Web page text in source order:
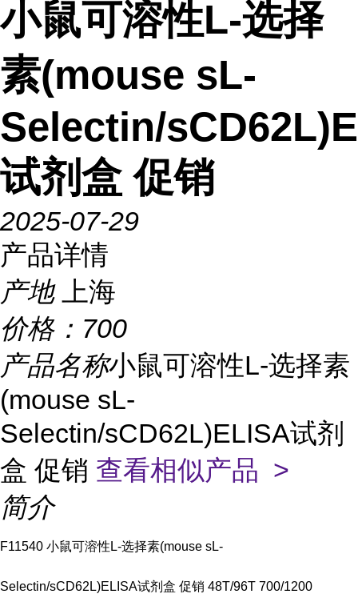
小鼠可溶性L-选择
素(mouse sL-
Selectin/
试剂盒 促销
2025-07-29
产品详情
产地
上海
价格： 700
产品名称小鼠可溶性L-选择素
(mouse sL-
Selectin/sCD62L)ELISA试剂
盒 促销 查看相似产品 >
简介
F11540 小鼠可溶性L-选择素(mouse sL-
Selectin/sCD62L)ELISA试剂盒 促销 48T/96T 700/1200